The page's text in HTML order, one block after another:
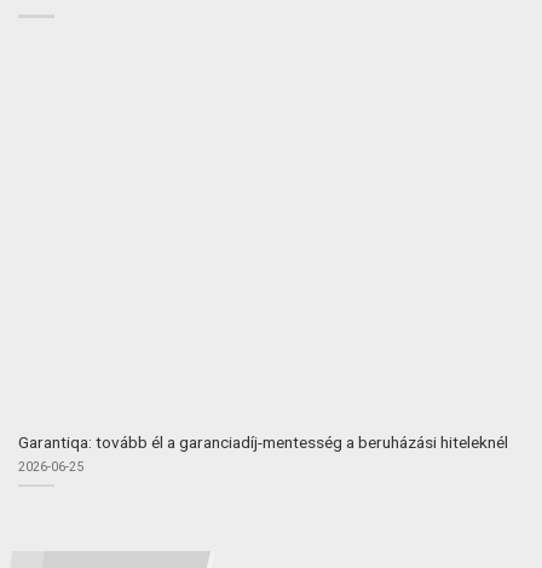
Garantiqa: tovább él a garanciadíj-mentesség a beruházási hiteleknél
2026-06-25